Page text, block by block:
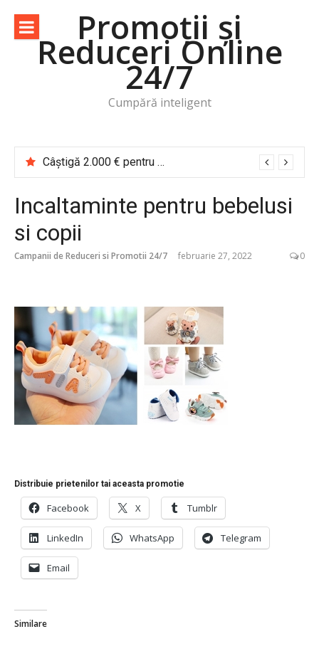
conținut
Promoții și
Reduceri Online
24/7
Cumpără inteligent
Câștigă 2.000 € pentru o vacanță de cititor Cărțile te trimit în călătorie
Incaltaminte pentru bebelusi
si copii
Campanii de Reduceri si Promotii 24/7 februarie 27, 2022 0
Distribuie prietenilor tai aceasta promotie
Facebook X Tumblr
LinkedIn WhatsApp Telegram
Email
Similare